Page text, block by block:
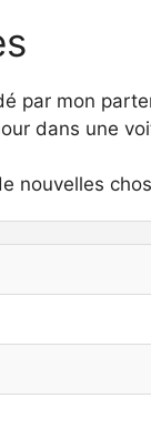
par mon
dans une
nouvelles